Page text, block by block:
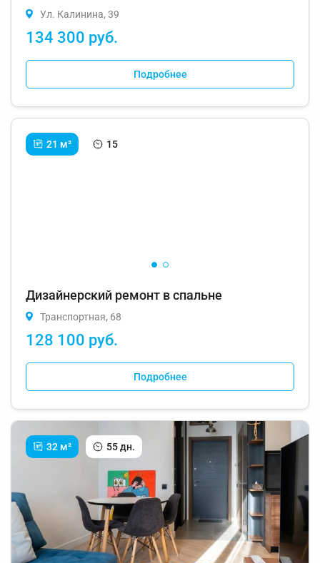
Ул. Калинина, 39
134 300 руб.
Подробнее
21 м² 15
Дизайнерский ремонт в спальне
Транспортная, 68
128 100 руб.
Подробнее
32 м² 55 дн.